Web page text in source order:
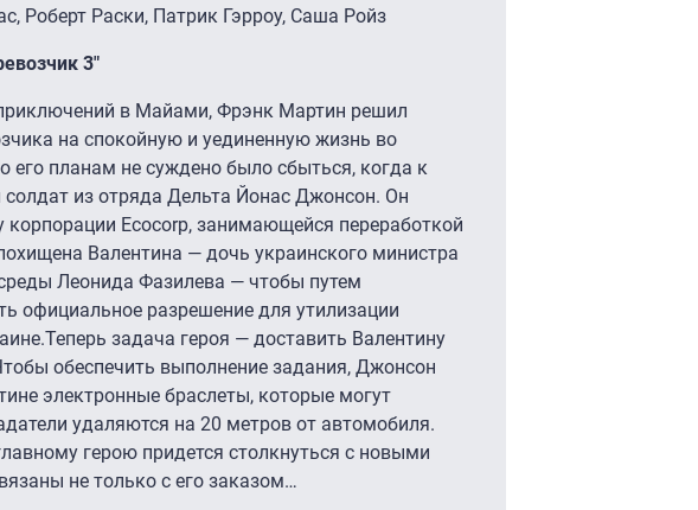
Роберт Раски, Патрик Гэрроу, Саша Ройз
3"
в Майами, Фрэнк Мартин решил
на спокойную и уединенную жизнь во
его планам не суждено было сбыться, когда к
из отряда Дельта Йонас Джонсон. Он
корпорации Ecocorp, занимающейся переработкой
Валентина — дочь украинского министра
Леонида Фазилева — чтобы путем
официальное разрешение для утилизации
задача героя — доставить Валентину
обеспечить выполнение задания, Джонсон
электронные браслеты, которые могут
удаляются на 20 метров от автомобиля.
герою придется столкнуться с новыми
не только с его заказом…